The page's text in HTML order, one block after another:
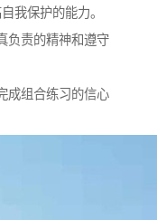
我保护的能力。
负责的精神和遵守
成组合练习的信心